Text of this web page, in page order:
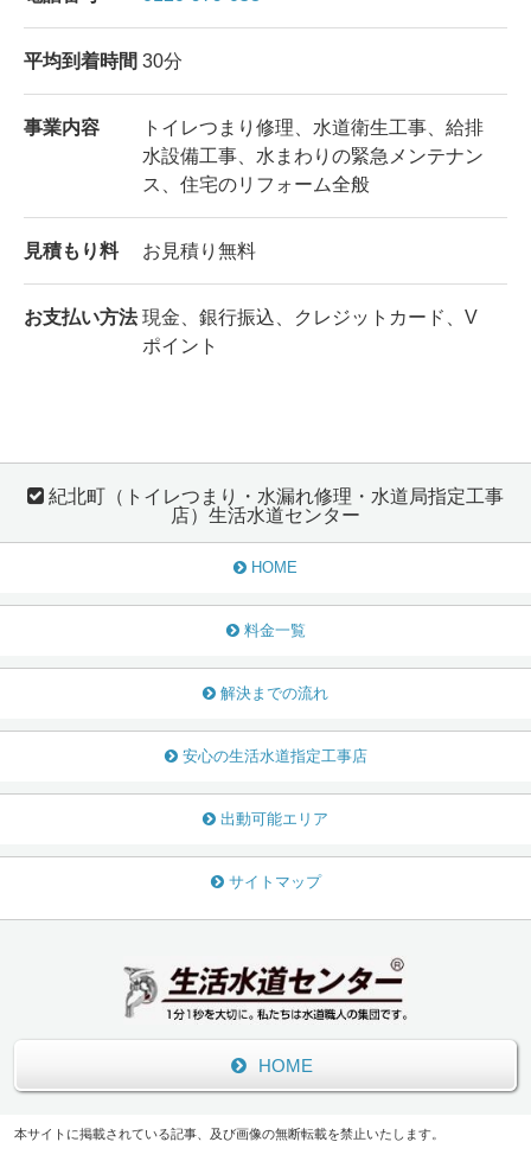
平均到着時間 30分
事業内容
トイレつまり修理、水道衛生工事、給排
水設備工事、水まわりの緊急メンテナン
ス、住宅のリフォーム全般
見積もり料 お見積り無料
お支払い方法 現金、銀行振込、クレジットカード、V
ポイント
紀北町（トイレつまり・水漏れ修理・水道局指定工事
店）生活水道センター
HOME
料金一覧
解決までの流れ
安心の生活水道指定工事店
出動可能エリア
サイトマップ
HOME
本サイトに掲載されている記事、及び画像の無断転載を禁止いたします。